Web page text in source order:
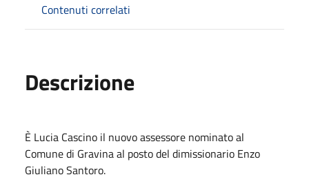
Contenuti correlati
Descrizione
È Lucia Cascino il nuovo assessore nominato al
Comune di Gravina al posto del dimissionario Enzo
Giuliano Santoro.